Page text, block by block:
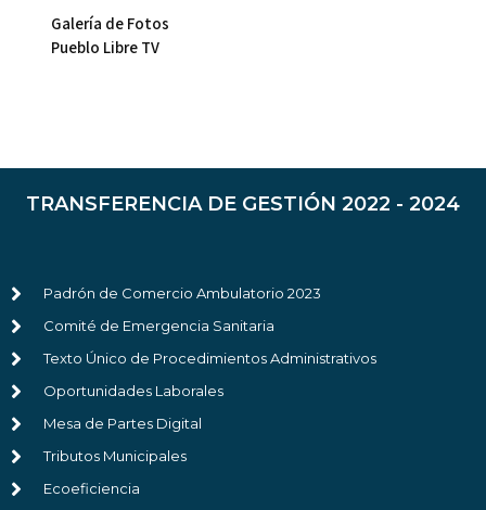
Galería de Fotos
Pueblo Libre TV
TRANSFERENCIA DE GESTIÓN 2022 - 2024
Padrón de Comercio Ambulatorio 2023
Comité de Emergencia Sanitaria
Texto Único de Procedimientos Administrativos
Oportunidades Laborales
Mesa de Partes Digital
Tributos Municipales
Ecoeficiencia